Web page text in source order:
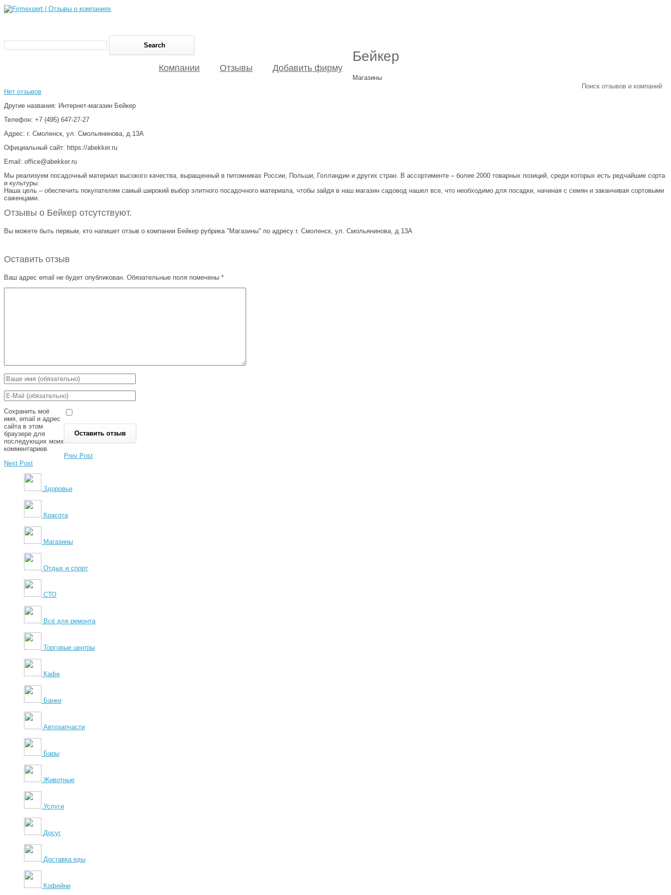
Поиск отзывов и компаний
Компании Отзывы Добавить фирму
Бейкер
Магазины
Нет отзывов
Другие названия: Интернет-магазин Бейкер
Телефон: +7 (495) 647-27-27
Адрес: г. Смоленск, ул. Смольянинова, д.13А
Официальный сайт: https://abekker.ru
Email: office@abekker.ru
Мы реализуем посадочный материал высокого качества, выращенный в питомниках России, Польши, Голландии и других стран. В ассортименте – более 2000 товарных позиций, среди которых есть редчайшие сорта
и культуры.
Наша цель – обеспечить покупателям самый широкий выбор элитного посадочного материала, чтобы зайдя в наш магазин садовод нашел все, что необходимо для посадки, начиная с семян и заканчивая сортовыми
саженцами.
Отзывы о Бейкер отсутствуют.
Вы можете быть первым, кто напишет отзыв о компании Бейкер рубрика "Магазины" по адресу г. Смоленск, ул. Смольянинова, д.13А
Оставить отзыв
Ваш адрес email не будет опубликован. Обязательные поля помечены *
Сохранить моё
имя, email и адрес
сайта в этом
браузере для
последующих моих
комментариев.
Prev Post
Next Post
Здоровье
Красота
Магазины
Отдых и спорт
СТО
Всё для ремонта
Торговые центры
Кафе
Банки
Автозапчасти
Бары
Животные
Услуги
Досуг
Доставка еды
Кофейни